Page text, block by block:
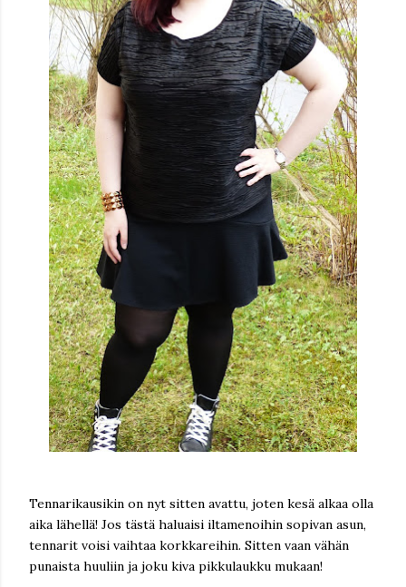
Tennarikausikin on nyt sitten avattu, joten kesä alkaa olla
aika lähellä! Jos tästä haluaisi iltamenoihin sopivan asun,
tennarit voisi vaihtaa korkkareihin. Sitten vaan vähän
punaista huuliin ja joku kiva pikkulaukku mukaan!